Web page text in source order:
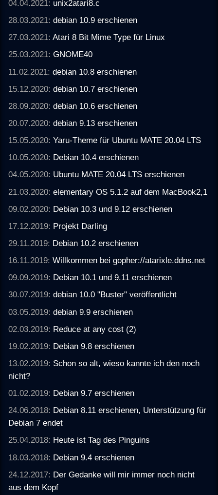
04.04.2021: unix2atari8.c
28.03.2021:debian 10.9 erschienen
27.03.2021:Atari 8 Bit Mime Type für Linux
25.03.2021:GNOME40
11.02.2021:debian 10.8 erschienen
15.12.2020:debian 10.7 erschienen
28.09.2020:debian 10.6 erschienen
20.07.2020:debian 9.13 erschienen
15.05.2020:Yaru-Theme für Ubuntu MATE 20.04 LTS
10.05.2020: Debian 10.4 erschienen
04.05.2020: Ubuntu MATE 20.04 LTS erschienen
21.03.2020:elementary OS 5.1.2 auf dem MacBook2,1
09.02.2020: Debian 10.3 und 9.12 erschienen
17.12.2019: Projekt Darling
29.11.2019: Debian 10.2 erschienen
16.11.2019:Willkommen bei gopher://atarixle.ddns.net
09.09.2019: Debian 10.1 und 9.11 erschienen
30.07.2019:debian 10.0 "Buster" veröffentlicht
03.05.2019:debian 9.9 erschienen
02.03.2019: Reduce at any cost (2)
19.02.2019: Debian 9.8 erschienen
13.02.2019: Schon so alt, wieso kannte ich den noch
nicht?
01.02.2019: Debian 9.7 erschienen
24.06.2018: Debian 8.11 erschienen, Unterstützung für
Debian 7 endet
25.04.2018: Heute ist Tag des Pinguins
18.03.2018: Debian 9.4 erschienen
24.12.2017: Der Gedanke will mir immer noch nicht
aus dem Kopf